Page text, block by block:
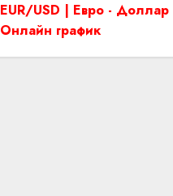
EUR/USD | Евро - Доллар
Онлайн график